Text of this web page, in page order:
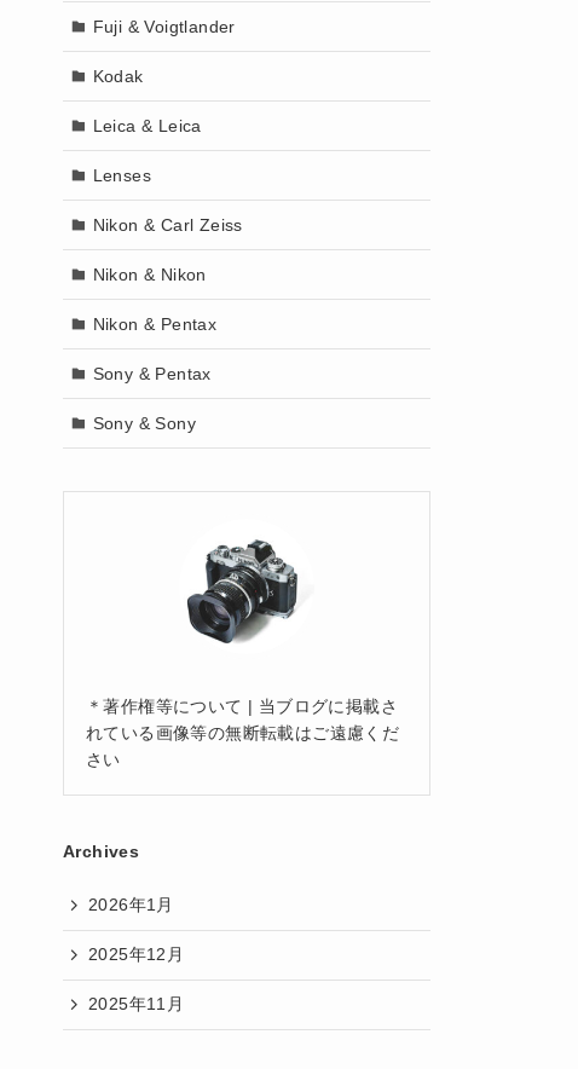
Fuji & Voigtlander
Kodak
Leica & Leica
Lenses
Nikon & Carl Zeiss
Nikon & Nikon
Nikon & Pentax
Sony & Pentax
Sony & Sony
＊著作権等について | 当ブログに掲載さ
れている画像等の無断転載はご遠慮くだ
さい
Archives
2026年1月
2025年12月
2025年11月